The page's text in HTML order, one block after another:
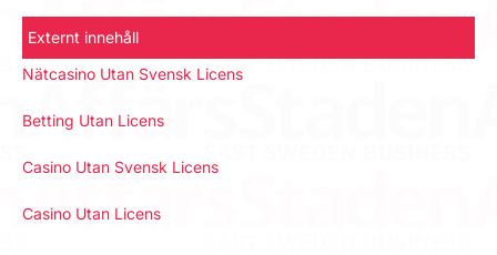
Externt innehåll
Nätcasino Utan Svensk Licens
Betting Utan Licens
Casino Utan Svensk Licens
Casino Utan Licens